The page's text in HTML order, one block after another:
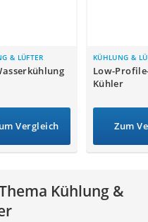
& LÜFTER
Vergleich
KÜHLUNG &
Low-
Kühler
Zum
Kühlung &